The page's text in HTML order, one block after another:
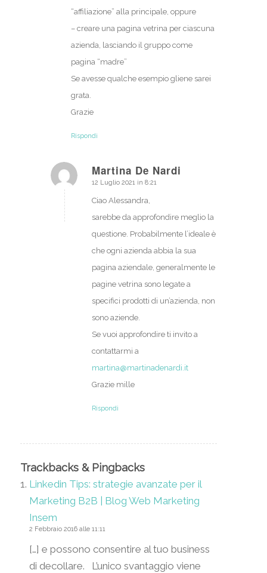
“affiliazione” alla principale, oppure
– creare una pagina vetrina per ciascuna
azienda, lasciando il gruppo come
pagina “madre”
Se avesse qualche esempio gliene sarei
grata.
Grazie
Rispondi
Martina De Nardi
dice:
12 Luglio 2021 in 8:21
Ciao Alessandra,
sarebbe da approfondire meglio la
questione. Probabilmente l’ideale è
che ogni azienda abbia la sua
pagina aziendale, generalmente le
pagine vetrina sono legate a
specifici prodotti di un’azienda, non
sono aziende.
Se vuoi approfondire ti invito a
contattarmi a
martina@martinadenardi.it
Grazie mille
Rispondi
Trackbacks & Pingbacks
Linkedin Tips: strategie avanzate per il
Marketing B2B | Blog Web Marketing
Insem
2 Febbraio 2016 alle 11:11
[…] e possono consentire al tuo business
di decollare. L’unico svantaggio viene